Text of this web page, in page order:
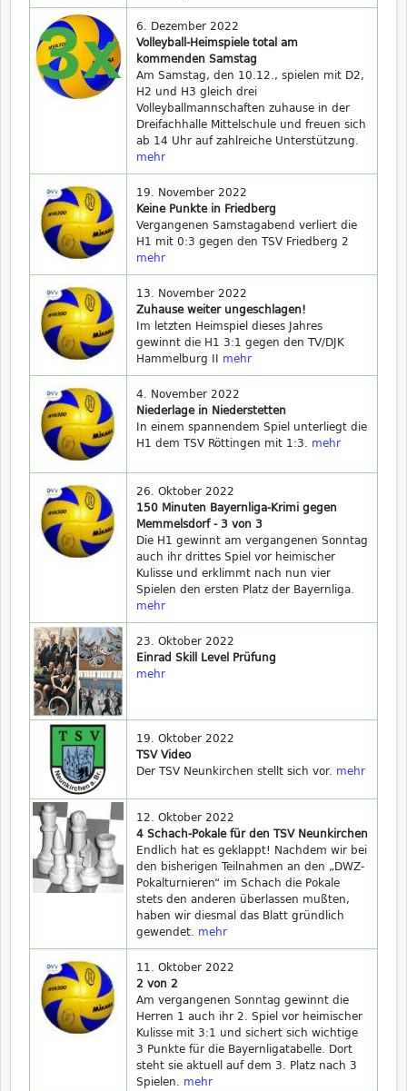
6. Dezember 2022
Volleyball-Heimspiele total am
kommenden Samstag
Am Samstag, den 10.12., spielen mit D2,
H2 und H3 gleich drei
Volleyballmannschaften zuhause in der
Dreifachhalle Mittelschule und freuen sich
ab 14 Uhr auf zahlreiche Unterstützung.
mehr
19. November 2022
Keine Punkte in Friedberg
Vergangenen Samstagabend verliert die
H1 mit 0:3 gegen den TSV Friedberg 2
mehr
13. November 2022
Zuhause weiter ungeschlagen!
Im letzten Heimspiel dieses Jahres
gewinnt die H1 3:1 gegen den TV/DJK
Hammelburg II mehr
4. November 2022
Niederlage in Niederstetten
In einem spannendem Spiel unterliegt die
H1 dem TSV Röttingen mit 1:3. mehr
26. Oktober 2022
150 Minuten Bayernliga-Krimi gegen
Memmelsdorf - 3 von 3
Die H1 gewinnt am vergangenen Sonntag
auch ihr drittes Spiel vor heimischer
Kulisse und erklimmt nach nun vier
Spielen den ersten Platz der Bayernliga.
mehr
23. Oktober 2022
Einrad Skill Level Prüfung
mehr
19. Oktober 2022
TSV Video
Der TSV Neunkirchen stellt sich vor. mehr
12. Oktober 2022
4 Schach-Pokale für den TSV Neunkirchen
Endlich hat es geklappt! Nachdem wir bei
den bisherigen Teilnahmen an den „DWZ-
Pokalturnieren“ im Schach die Pokale
stets den anderen überlassen mußten,
haben wir diesmal das Blatt gründlich
gewendet. mehr
11. Oktober 2022
2 von 2
Am vergangenen Sonntag gewinnt die
Herren 1 auch ihr 2. Spiel vor heimischer
Kulisse mit 3:1 und sichert sich wichtige
3 Punkte für die Bayernligatabelle. Dort
steht sie aktuell auf dem 3. Platz nach 3
Spielen. mehr